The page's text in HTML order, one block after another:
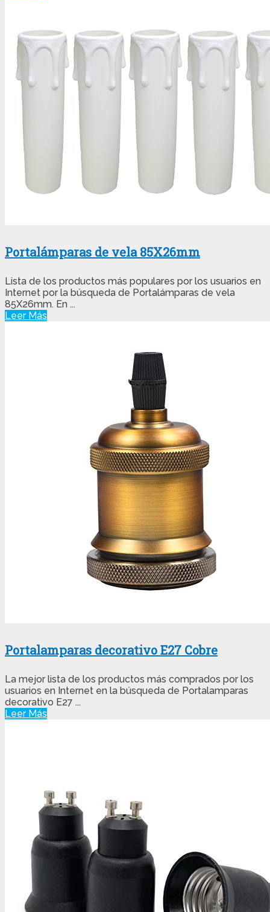
Portalámparas de vela 85X26mm
Lista de los productos más populares por los usuarios en
Internet por la búsqueda de Portalámparas de vela
85X26mm. En ...
Leer Más
Portalamparas decorativo E27 Cobre
La mejor lista de los productos más comprados por los
usuarios en Internet en la búsqueda de Portalamparas
decorativo E27 ...
Leer Más